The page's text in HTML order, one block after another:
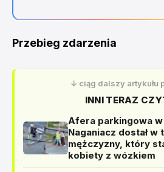
Przebieg zdarzenia
↓ ciąg dalszy artykułu
INNI TERAZ
Afera parkingowa
Naganiacz dostał w
mężczyzny, który
kobiety z wózkiem